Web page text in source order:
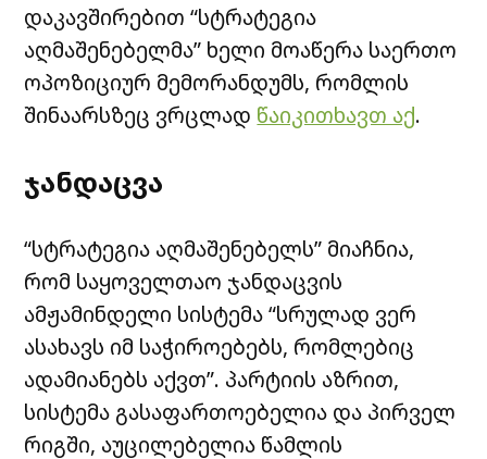
დაკავშირებით “სტრატეგია
აღმაშენებელმა” ხელი მოაწერა საერთო
ოპოზიციურ მემორანდუმს, რომლის
შინაარსზეც ვრცლად წაიკითხავთ აქ.
ჯანდაცვა
“სტრატეგია აღმაშენებელს” მიაჩნია,
რომ საყოველთაო ჯანდაცვის
ამჟამინდელი სისტემა “სრულად ვერ
ასახავს იმ საჭიროებებს, რომლებიც
ადამიანებს აქვთ”. პარტიის აზრით,
სისტემა გასაფართოებელია და პირველ
რიგში, აუცილებელია წამლის